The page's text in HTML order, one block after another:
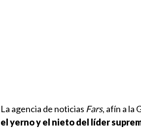
La agencia de noticias Fars, afín a la
el yerno y el nieto del líder